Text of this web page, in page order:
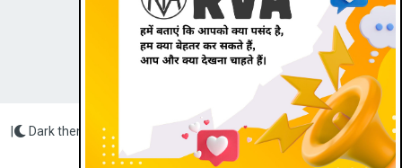
Radio Veritas Asia © 2022
Dark theme